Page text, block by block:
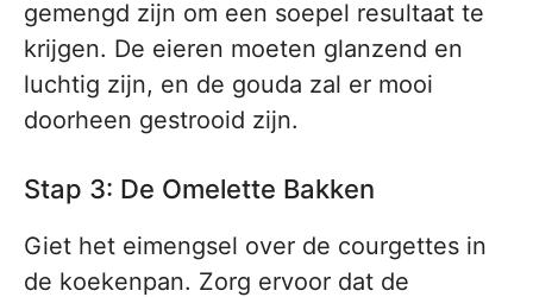
gemengd zijn om een soepel resultaat te
krijgen. De eieren moeten glanzend en
luchtig zijn, en de gouda zal er mooi
doorheen gestrooid zijn.
Stap 3: De Omelette Bakken
Giet het eimengsel over de courgettes in
de koekenpan. Zorg ervoor dat de